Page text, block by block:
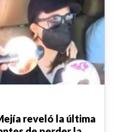
reveló la última